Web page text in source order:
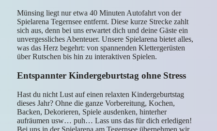
Münsing liegt nur etwa 40 Minuten Autofahrt von der
Spielarena Tegernsee entfernt. Diese kurze Strecke zahlt
sich aus, denn bei uns erwartet dich und deine Gäste ein
unvergessliches Abenteuer. Unsere Spielarena bietet alles,
was das Herz begehrt: von spannenden Klettergerüsten
über Rutschen bis hin zu interaktiven Spielen.
Entspannter Kindergeburtstag ohne Stress
Hast du nicht Lust auf einen relaxten Kindergeburtstag
dieses Jahr? Ohne die ganze Vorbereitung, Kochen,
Backen, Dekorieren, Spiele ausdenken, hinterher
aufräumen usw… puh… Lass uns das für dich erledigen!
Bei uns in der Spielarena am Tegernsee übernehmen wir